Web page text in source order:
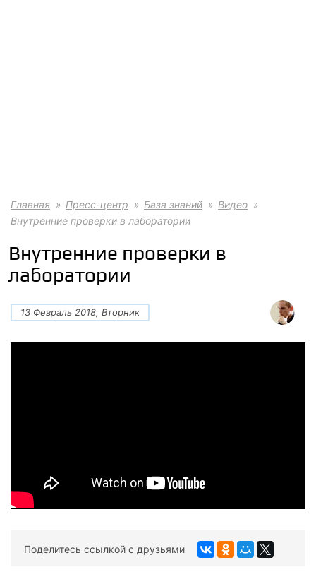
Главная Пресс-центр База знаний
Видео
Внутренние проверки в лаборатории
Внутренние проверки в
лаборатории
13 Февраль 2018, Вторник
Поделитесь ссылкой с друзьями